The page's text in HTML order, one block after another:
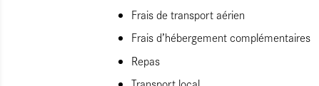
Frais de transport aérien
Frais d’hébergement complémentaires
Repas